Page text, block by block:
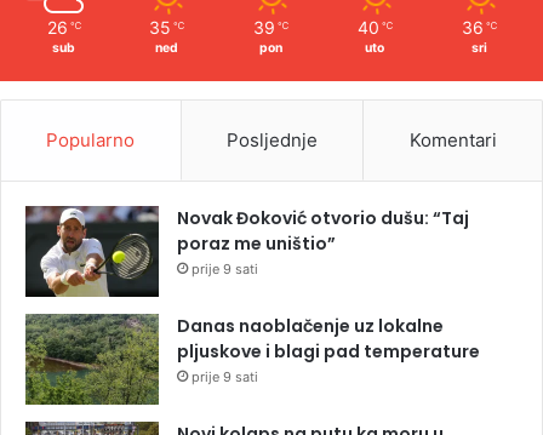
26 ℃
sub
35 ℃
ned
39 ℃
pon
40 ℃
uto
36 ℃
sri
Popularno Posljednje Komentari
Novak Đoković otvorio dušu: “Taj
poraz me uništio”
prije 9 sati
Danas naoblačenje uz lokalne
pljuskove i blagi pad temperature
prije 9 sati